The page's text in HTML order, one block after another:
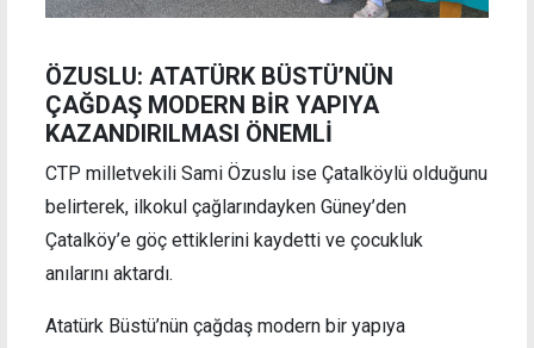
ÖZUSLU: ATATÜRK BÜSTÜ’NÜN
ÇAĞDAŞ MODERN BİR YAPIYA
KAZANDIRILMASI ÖNEMLİ
CTP milletvekili Sami Özuslu ise Çatalköylü olduğunu
belirterek, ilkokul çağlarındayken Güney’den
Çatalköy’e göç ettiklerini kaydetti ve çocukluk
anılarını aktardı.
Atatürk Büstü’nün çağdaş modern bir yapıya